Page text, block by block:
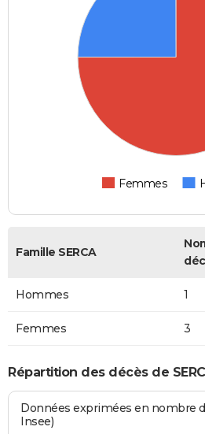
Femmes
Famille SERCA
Hommes 1
Femmes 3
Répartition des décès de
Données exprimées en nombre
Insee)